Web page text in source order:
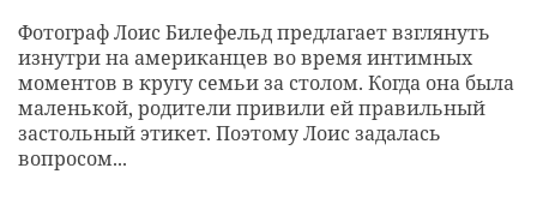
Фотограф Лоис Билефельд предлагает взглянуть
изнутри на американцев во время интимных
моментов в кругу семьи за столом. Когда она была
маленькой, родители привили ей правильный
застольный этикет. Поэтому Лоис задалась
вопросом...